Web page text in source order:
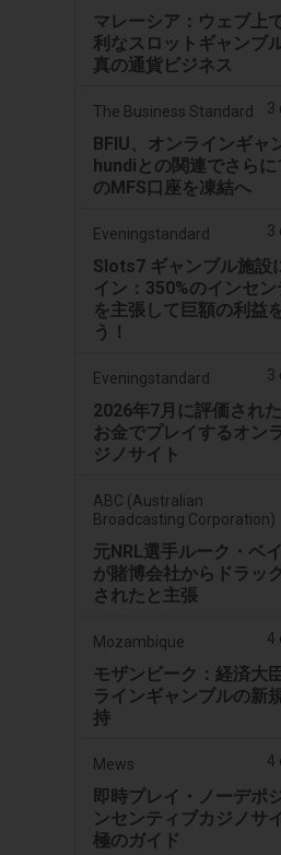
マレーシア：ウェブ上
利なスロットギャンブ
真の通貨ビジネス
The Business Standard 3
BFIU、オンラインギャ
hundiとの関連でさら
のMFS口座を凍結へ
Eveningstandard 3
Slots7 ギャンブル施設
イン：350%のインセ
を主張して巨額の利益
う！
Eveningstandard 3
2026年7月に評価され
お金でプレイするオン
ジノサイト
ABC (Australian
Broadcasting Corporation)
元NRL選手ルーク・ベ
が賭博会社からドラッ
されたと主張
Mozambique 4
モザンビーク：経済大
ラインギャンブルの新
持
Mews 4
即時プレイ・ノーデポ
ンセンティブカジノサ
極のガイド